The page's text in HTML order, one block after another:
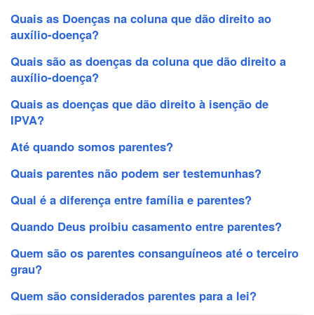
Quais as Doenças na coluna que dão direito ao
auxílio-doença?
Quais são as doenças da coluna que dão direito a
auxílio-doença?
Quais as doenças que dão direito à isenção de
IPVA?
Até quando somos parentes?
Quais parentes não podem ser testemunhas?
Qual é a diferença entre família e parentes?
Quando Deus proibiu casamento entre parentes?
Quem são os parentes consanguíneos até o terceiro
grau?
Quem são considerados parentes para a lei?